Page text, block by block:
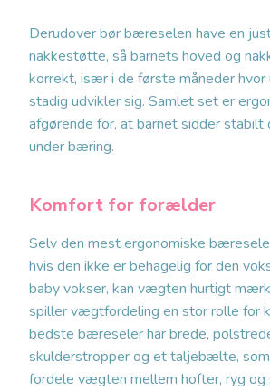
Derudover bør bæreselen have en
nakkestøtte, så barnets hoved og
korrekt, især i de første måneder hvor
stadig udvikler sig. Samlet set er
afgørende for, at barnet sidder
under bæring.
Komfort for forælder
Selv den mest ergonomiske
hvis den ikke er behagelig for den
baby vokser, kan vægten hurtigt
spiller vægtfordeling en stor rolle for
bedste bæreseler har brede,
skulderstropper og et taljebælte,
fordele vægten mellem hofter, ryg og